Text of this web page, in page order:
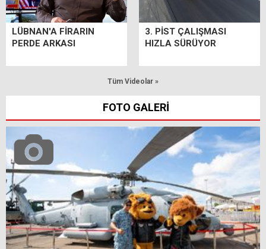
LÜBNAN'A FİRARIN
PERDE ARKASI
3. PİST ÇALIŞMASI
HIZLA SÜRÜYOR
Tüm Videolar »
FOTO GALERİ